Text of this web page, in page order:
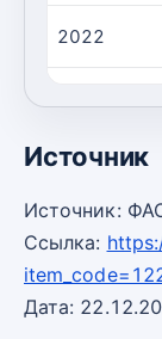
2022
Источник
Источник:
Ссылка:
Дата: